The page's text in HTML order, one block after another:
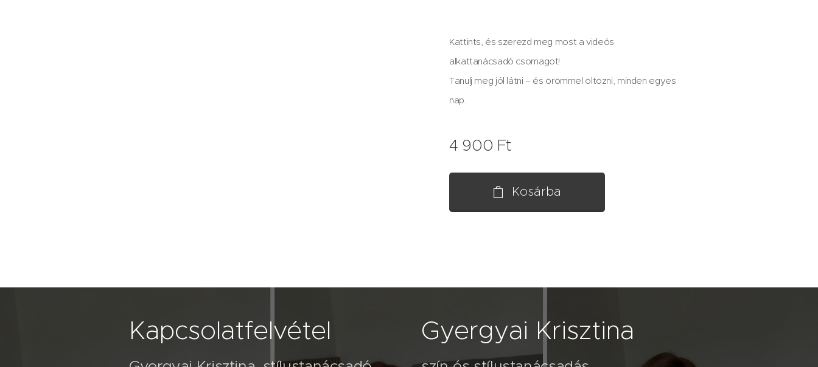
Kattints, és szerezd meg most a videós
alkattanácsadó csomagot!
Tanulj meg jól látni – és örömmel öltözni, minden egyes
nap.
4 900 Ft
Kosárba
Kapcsolatfelvétel Gyergyai Krisztina